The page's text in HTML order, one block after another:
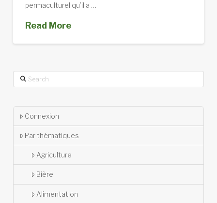
permaculturel qu’il a …
Read More
Search
Connexion
Par thématiques
Agriculture
Bière
Alimentation